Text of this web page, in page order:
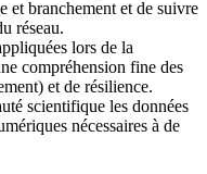
et branchement et de suivre
réseau.
lors de la
compréhension fine des
et de résilience.
scientifique les données
nécessaires à de